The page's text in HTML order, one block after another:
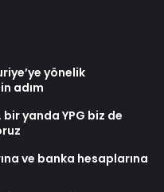
yönelik
adım
yanda YPG biz de
ve banka hesaplarına